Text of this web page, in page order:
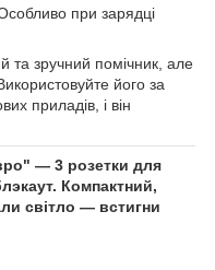
при зарядці
та зручний помічник, але
його за
приладів, і він
— 3 розетки для
Компактний,
світло — встигни